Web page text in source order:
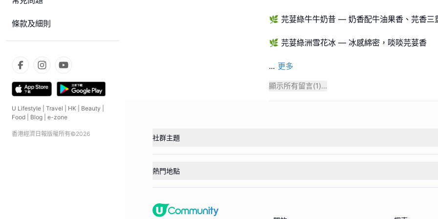
條款及細則
U Lifestyle Travel HK Beauty
Food
Blog e-zone
香港經濟日報版權所有©2026
🌿 芫荽綠牛牛奶昔 — 奶香配牛油果香、芫香三
🌿 芫荽綠洲雪花冰 — 冰感綿密，啖啖芫荽香
... 更多
顯示所有留言(1)...
社群主題
熱門地點